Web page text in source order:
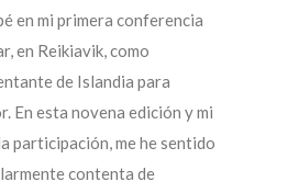
en mi primera conferencia
en Reikiavik, como
de Islandia para
En esta novena edición y mi
participación, me he sentido
contenta de